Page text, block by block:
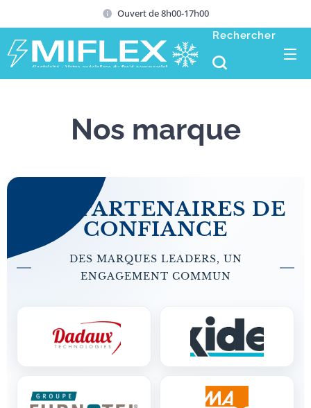
Ouvert de 8h00-17h00
Rechercher
Nos marque
DES PARTENAIRES DE
CONFIANCE
DES MARQUES LEADERS, UN
ENGAGEMENT COMMUN